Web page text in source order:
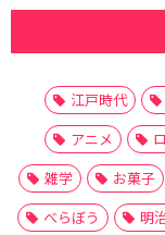
江戸時代
アニメ
雑学
お菓子
べらぼう
明